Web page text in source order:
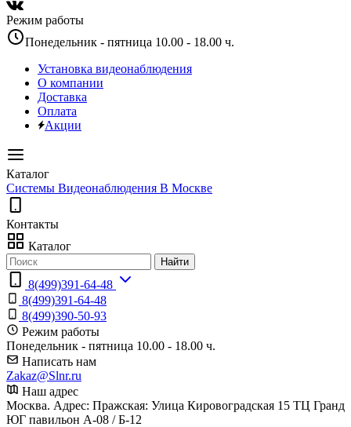
Режим работы
Понедельник - пятница 10.00 - 18.00 ч.
Установка видеонаблюдения
О компании
Доставка
Оплата
Акции
Каталог
Системы Видеонаблюдения В Москве
Контакты
Каталог
Найти
8(499)391-64-48
8(499)391-64-48
8(499)390-50-93
Режим работы
Понедельник - пятница 10.00 - 18.00 ч.
Написать нам
Zakaz@Slnr.ru
Наш адрес
Москва. Адрес: Пражская: Улица Кировоградская 15 ТЦ Гранд
ЮГ павильон А-08 / Б-12